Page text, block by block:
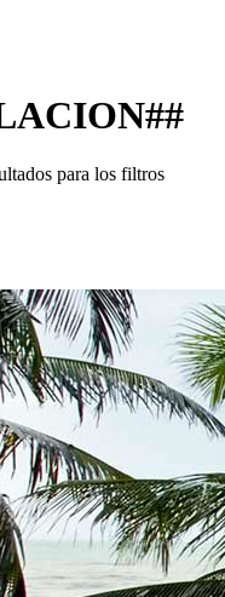
para los filtros